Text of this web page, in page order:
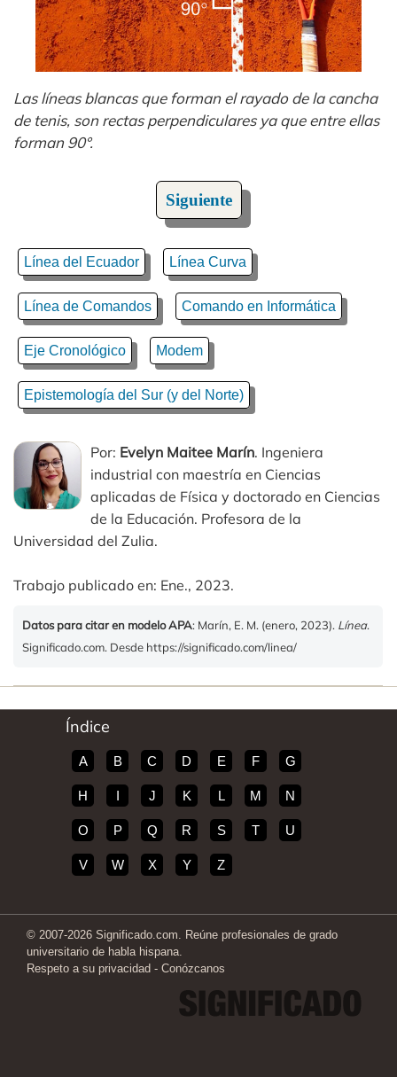
Las líneas blancas que forman el rayado de la cancha
de tenis, son rectas perpendiculares ya que entre ellas
forman 90°.
Siguiente
Línea del Ecuador Línea Curva
Línea de Comandos Comando en Informática
Eje Cronológico Modem
Epistemología del Sur (y del Norte)
Por: Evelyn Maitee Marín. Ingeniera
industrial con maestría en Ciencias
aplicadas de Física y doctorado en Ciencias
de la Educación. Profesora de la
Universidad del Zulia.
Trabajo publicado en: Ene., 2023.
Datos para citar en modelo APA: Marín, E. M. (enero, 2023). Línea.
Significado.com. Desde https://significado.com/linea/
Índice
A B C D E F G
H I J K L M N
O P Q R S T U
V W X Y Z
© 2007-2026 Significado.com. Reúne profesionales de grado
universitario de habla hispana.
Respeto a su privacidad - Conózcanos